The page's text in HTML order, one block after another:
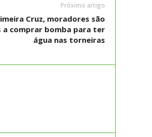
Próximo artigo
Cruz, moradores são
a comprar bomba para ter
água nas torneiras